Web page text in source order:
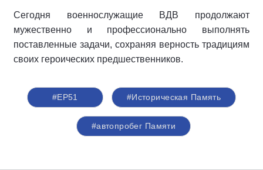
Сегодня военнослужащие ВДВ продолжают
мужественно и профессионально выполнять
поставленные задачи, сохраняя верность традициям
своих героических предшественников.
#ЕР51 #Историческая Память
#автопробег Памяти